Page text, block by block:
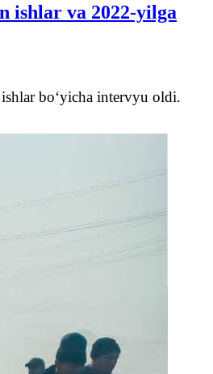
ishlar va 2022-yilga
bo‘yicha intervyu oldi.